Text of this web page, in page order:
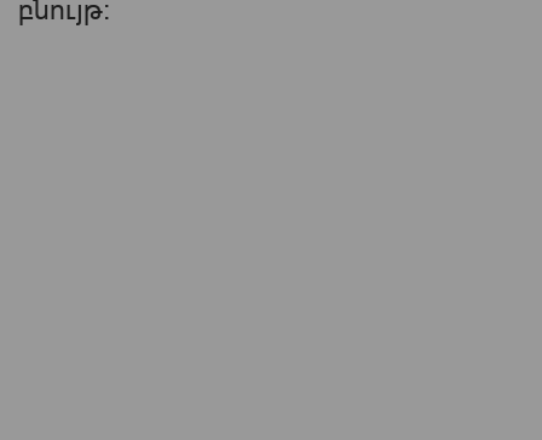
բնույթ: